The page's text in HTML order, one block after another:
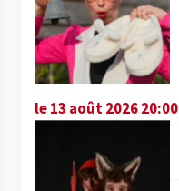
le 13 août 2026 20:00